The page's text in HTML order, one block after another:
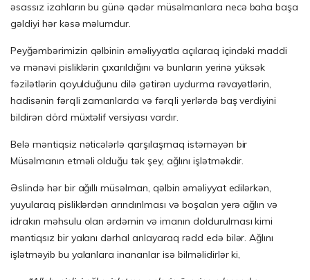
əsassız izahların bu günə qədər müsəlmanlara necə baha başa
gəldiyi hər kəsə məlumdur.
Peyğəmbərimizin qəlbinin əməliyyatla açılaraq içindəki maddi
və mənəvi pisliklərin çıxarıldığını və bunların yerinə yüksək
fəzilətlərin qoyulduğunu dilə gətirən uydurma rəvayətlərin,
hadisənin fərqli zamanlarda və fərqli yerlərdə baş verdiyini
bildirən dörd müxtəlif versiyası vardır.
Belə məntiqsiz nəticələrlə qarşılaşmaq istəməyən bir
Müsəlmanın etməli olduğu tək şey, ağlını işlətməkdir.
Əslində hər bir ağıllı müsəlman, qəlbin əməliyyat edilərkən,
yuyularaq pisliklərdən arındırılması və boşalan yerə ağlın və
idrakın məhsulu olan ərdəmin və imanın doldurulması kimi
məntiqsız bir yalanı dərhal anlayaraq rədd edə bilər. Ağlını
işlətməyib bu yalanlara inananlar isə bilməlidirlər ki,